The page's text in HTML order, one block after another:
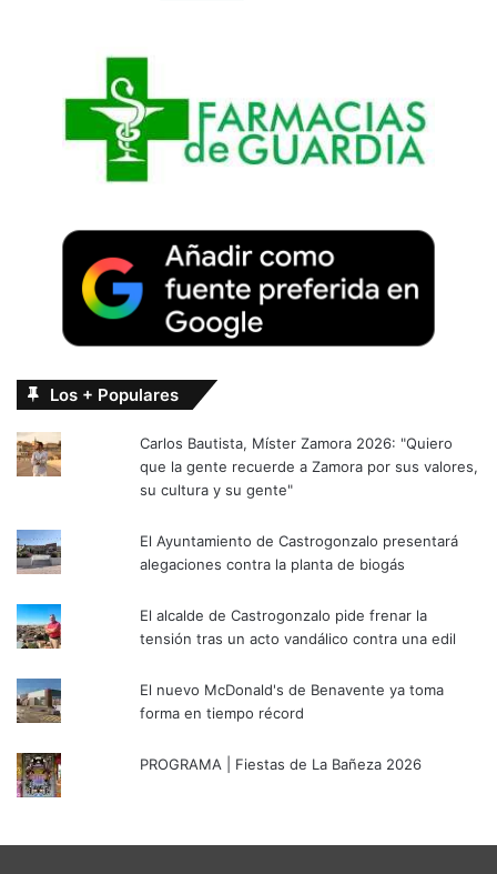
Los + Populares
Carlos Bautista, Míster Zamora 2026: "Quiero
que la gente recuerde a Zamora por sus valores,
su cultura y su gente"
El Ayuntamiento de Castrogonzalo presentará
alegaciones contra la planta de biogás
El alcalde de Castrogonzalo pide frenar la
tensión tras un acto vandálico contra una edil
El nuevo McDonald's de Benavente ya toma
forma en tiempo récord
PROGRAMA | Fiestas de La Bañeza 2026